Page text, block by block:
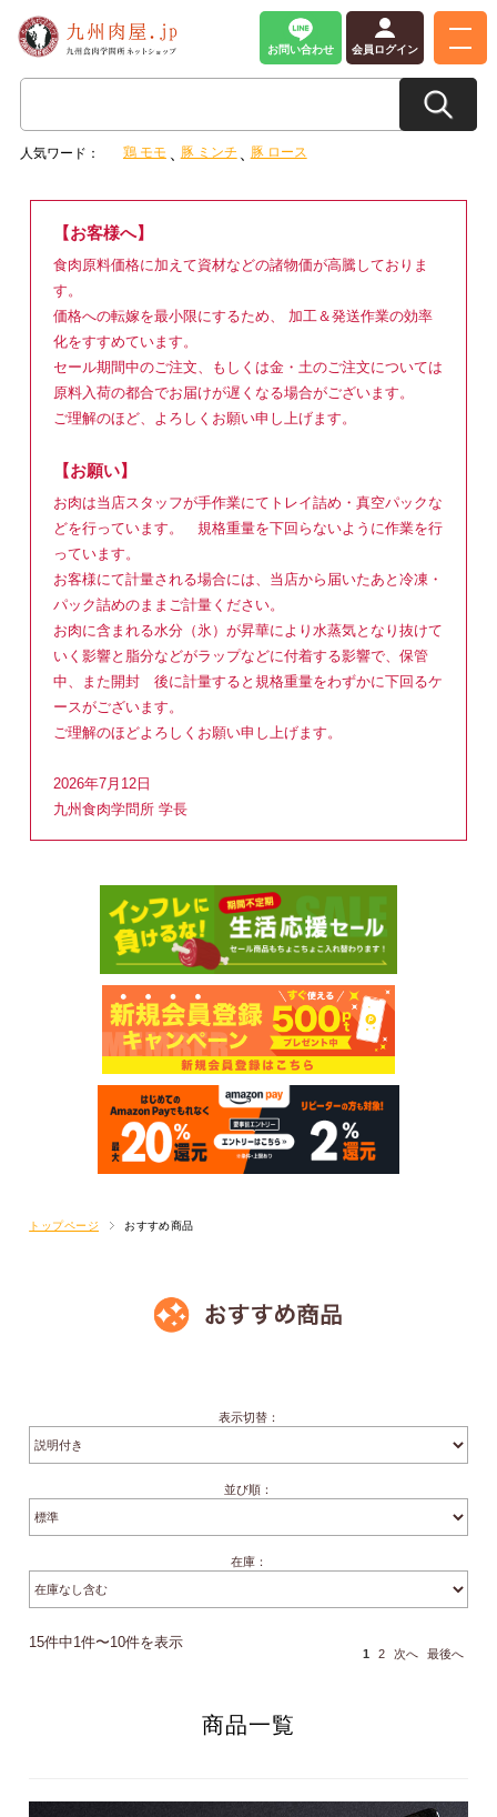
お問い合わせ 会員ログイン
人気ワード： 鶏 モモ 豚 ミンチ 豚 ロース
【お客様へ】
食肉原料価格に加えて資材などの諸物価が高騰しておりま
す。
価格への転嫁を最小限にするため、 加工＆発送作業の効率
化をすすめています。
セール期間中のご注文、もしくは金・土のご注文については
原料入荷の都合でお届けが遅くなる場合がございます。
ご理解のほど、よろしくお願い申し上げます。
【お願い】
お肉は当店スタッフが手作業にてトレイ詰め・真空パックな
どを行っています。 規格重量を下回らないように作業を行
っています。
お客様にて計量される場合には、当店から届いたあと冷凍・
パック詰めのままご計量ください。
お肉に含まれる水分（氷）が昇華により水蒸気となり抜けて
いく影響と脂分などがラップなどに付着する影響で、保管
中、また開封 後に計量すると規格重量をわずかに下回るケ
ースがございます。
ご理解のほどよろしくお願い申し上げます。
2026年7月12日
九州食肉学問所 学長
トップページ おすすめ商品
表示切替：
並び順：
在庫：
15件中1件〜10件を表示
1 2 次へ 最後へ
商品一覧